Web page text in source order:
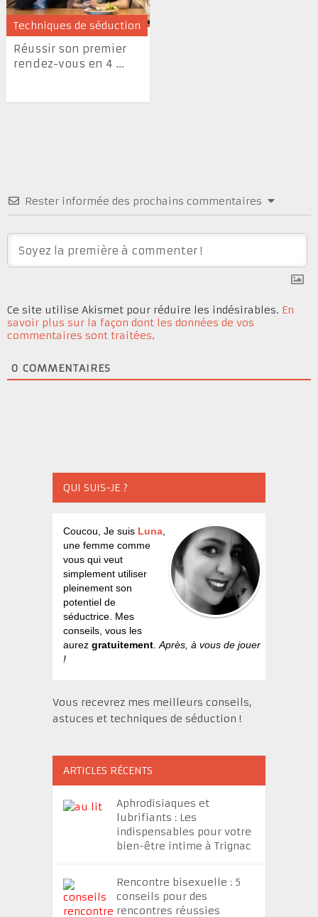
Techniques de séduction
Réussir son premier
rendez-vous en 4 ...
Rester informée des prochains commentaires
Ce site utilise Akismet pour réduire les indésirables. En
savoir plus sur la façon dont les données de vos
commentaires sont traitées.
0 COMMENTAIRES
QUI SUIS-JE ?
Coucou, Je suis Luna,
une femme comme
vous qui veut
simplement utiliser
pleinement son
potentiel de
séductrice. Mes
conseils, vous les
aurez gratuitement.Après, à vous de jouer
!
Vous recevrez mes meilleurs conseils,
astuces et techniques de séduction !
ARTICLES RÉCENTS
Aphrodisiaques et
lubrifiants : Les
indispensables pour votre
bien-être intime à Trignac
Rencontre bisexuelle : 5
conseils pour des
rencontres réussies